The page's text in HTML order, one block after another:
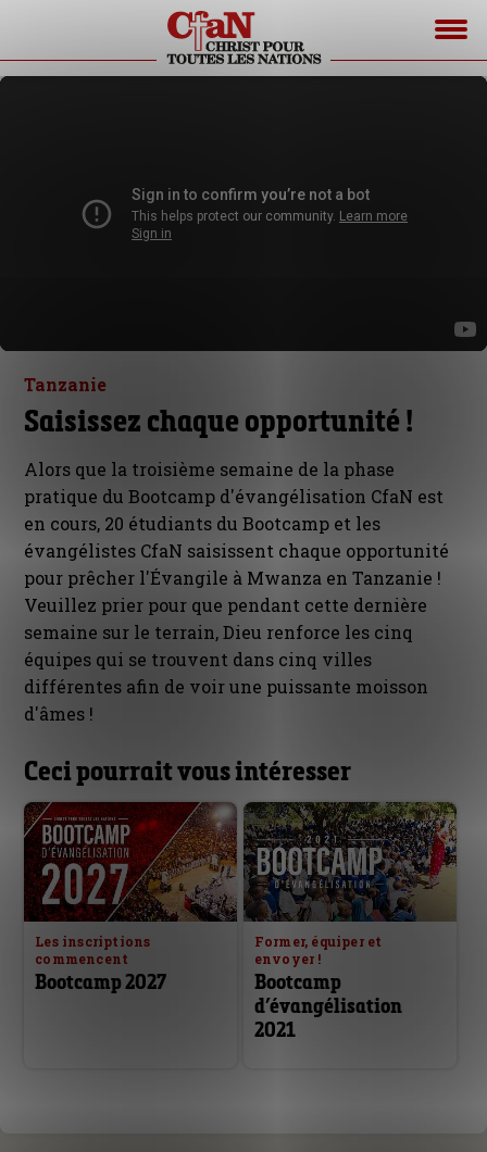
Tanzanie
Saisissez chaque opportunité !
Alors que la troisième semaine de la phase
pratique du Bootcamp d'évangélisation CfaN est
en cours, 20 étudiants du Bootcamp et les
évangélistes CfaN saisissent chaque opportunité
pour prêcher l'Évangile à Mwanza en Tanzanie !
Veuillez prier pour que pendant cette dernière
semaine sur le terrain, Dieu renforce les cinq
équipes qui se trouvent dans cinq villes
différentes afin de voir une puissante moisson
d'âmes !
Ceci pourrait vous intéresser
Les inscriptions
commencent
Bootcamp 2027
Former, équiper et
envoyer !
Bootcamp
d’évangélisation
2021